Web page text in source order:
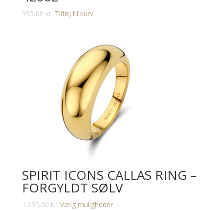
995,00 kr. Tilføj til kurv
SPIRIT ICONS CALLAS RING –
FORGYLDT SØLV
1.295,00 kr. Vælg mulighederDette